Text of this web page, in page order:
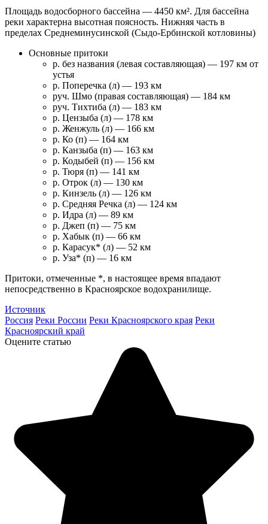
Площадь водосборного бассейна — 4450 км². Для бассейна
реки характерна высотная поясность. Нижняя часть в
пределах Среднеминусинской (Сыдо-Ербинской котловины)
Основные притоки
р. без названия (левая составляющая) — 197 км от
устья
р. Поперечка (л) — 193 км
руч. Шмо (правая составляющая) — 184 км
руч. Тихтиба (л) — 183 км
р. Цензыба (л) — 178 км
р. Женжуль (л) — 166 км
р. Ко (п) — 164 км
р. Канзыба (п) — 163 км
р. Кодыбей (п) — 156 км
р. Тюря (п) — 141 км
р. Отрок (л) — 130 км
р. Кинзель (л) — 126 км
р. Средняя Речка (л) — 124 км
р. Идра (л) — 89 км
р. Джеп (п) — 75 км
р. Хабык (п) — 66 км
р. Карасук* (л) — 52 км
р. Уза* (п) — 16 км
Притоки, отмеченные *, в настоящее время впадают
непосредственно в Красноярское водохранилище.
Источник
Россия Реки России Реки Красноярского края Реки
Красноярский край
Оцените статью